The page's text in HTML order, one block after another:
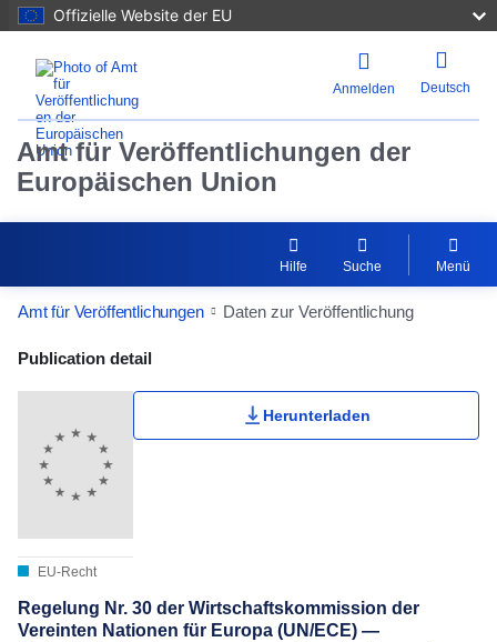
Offizielle Website der EU
Anmelden Deutsch
Amt für Veröffentlichungen der
Europäischen Union
Hilfe Suche Menü
Amt für Veröffentlichungen Daten zur Veröffentlichung
Publication Detail Actions Portlet
Publication detail
EU-Recht
Herunterladen
Regelung Nr. 30 der Wirtschaftskommission der
Vereinten Nationen für Europa (UN/ECE) —